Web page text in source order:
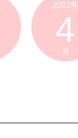
2012
4
月